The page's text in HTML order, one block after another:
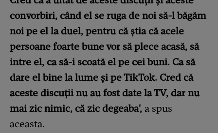
convorbiri, când el se ruga de noi să-l băgăm
noi pe el la duel, pentru că știa că acele
persoane foarte bune vor să plece acasă, să
intre el, ca să-i scoată el pe cei buni. Ca să
dare el bine la lume și pe TikTok. Cred că
aceste discuții nu au fost date la TV, dar nu
mai zic nimic, că zic degeaba', a spus
aceasta.